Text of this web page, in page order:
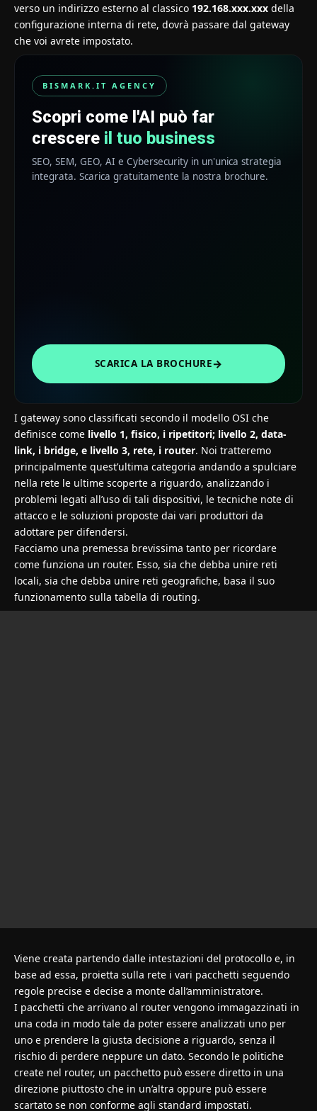
verso un indirizzo esterno al classico 192.168.xxx.xxx della
configurazione interna di rete, dovrà passare dal gateway
che voi avrete impostato.
BISMARK.IT AGENCY
Scopri come l'AI può far
crescere il tuo business
SEO, SEM, GEO, AI e Cybersecurity in un'unica strategia
integrata. Scarica gratuitamente la nostra brochure.
SCARICA LA BROCHURE→
I gateway sono classificati secondo il modello OSI che
definisce come livello 1, fisico, i ripetitori; livello 2, data-
link, i bridge, e livello 3, rete, i router. Noi tratteremo
principalmente quest’ultima categoria andando a spulciare
nella rete le ultime scoperte a riguardo, analizzando i
problemi legati all’uso di tali dispositivi, le tecniche note di
attacco e le soluzioni proposte dai vari produttori da
adottare per difendersi.
Facciamo una premessa brevissima tanto per ricordare
come funziona un router. Esso, sia che debba unire reti
locali, sia che debba unire reti geografiche, basa il suo
funzionamento sulla tabella di routing.
Viene creata partendo dalle intestazioni del protocollo e, in
base ad essa, proietta sulla rete i vari pacchetti seguendo
regole precise e decise a monte dall’amministratore.
I pacchetti che arrivano al router vengono immagazzinati in
una coda in modo tale da poter essere analizzati uno per
uno e prendere la giusta decisione a riguardo, senza il
rischio di perdere neppure un dato. Secondo le politiche
create nel router, un pacchetto può essere diretto in una
direzione piuttosto che in un’altra oppure può essere
scartato se non conforme agli standard impostati.